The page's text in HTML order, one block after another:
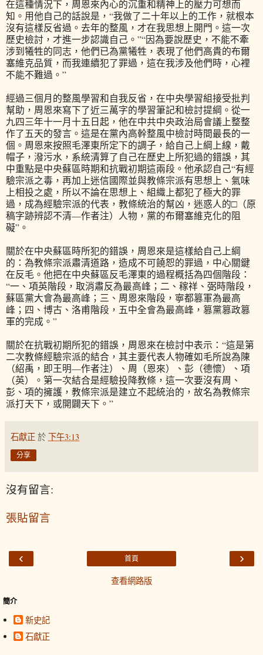
在這種情況下，周恩來內心的沉重和精神上的壓力可想而
知。用他自己的話說是，“我做了二十年以上的工作，就根本
沒有這樣反省過。去年的整風，才在我思想上開門。這一次
歷史檢討，才進一步認識自己。”“因為要說歷史，不能不牽
涉到犧牲的同志，他們已為黨犧牲，表現了他們高貴的布爾
塞維克品質，而我連續犯了罪過，這在我涉及他們時，心裡
不能不難過。”
經過三個月的整風學習和自我反省，在中央學習組接受批判
幫助，周恩來寫下了近三萬字的學習筆記和檢討提綱。從一
九四三年十一月十五日起，他在中共中央政治局會議上整整
作了五天的發言。這是在黨內高幹整風中檢討時間最長的一
個。周恩來按照毛澤東所定下的調子，給自己上綱上線，戴
帽子，潑污水，系統清算了自己在歷史上所犯過的錯誤，其
中重點是中央蘇區時期和抗戰初期這兩段。他承認自己“有經
驗宗派之毒，再加上迷信國際並與教條宗派有思想上、氣味
上相投之處，所以不論在思想上、組織上都犯了極大的罪
過，成為經驗宗派的代表，教條統治的幫凶，迷惑人的□（原
稿字跡辨認不清—作者注）人物，黨的布爾塞維克化的阻
礙”。
關於在中央蘇區時所犯的錯誤，周恩來是這樣給自己上綱
的：為教條宗派肅清道路，造成不可饒恕的罪過，中心關鍵
在反毛。他把在中央蘇區反毛澤東的過程概括為四個階段：
“一、項英階段，取消肅反為最高峰；二、稼祥、弼時階段，
蘇區黨大會為最高峰；三、周恩來階段，寧都篡軍為最高
峰；四、博古、洛甫階段，五中全會為最高峰，篡黨篡政篡
軍的完成。”
關於在抗戰初期所犯的錯誤，周恩來在檢討中表示：“這是第
二次教條經驗宗派的結合，其主要代表人物確如毛所說為陳
（紹禹，即王明—作者注）、周（恩來）、彭（德懷）、項
（英）。第一次結合是經驗投降教條，這一次要沒有周、
彭、項的擁護，教條宗派是建立不起統治的，故名為教條宗
派打天下，或開闢天下。”
石獻正 於 下午3:13
分享
沒有留言:
張貼留言
‹ ›
首頁
查看網路版
簡介
新史記
石獻正